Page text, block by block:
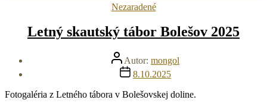
Kategórie
Nezaradené
Letný skautský tábor Bolešov 2025
Autor
článku
Autor: mongol
Dátum
článku
8.10.2025
Fotogaléria z Letného tábora v Bolešovskej doline.